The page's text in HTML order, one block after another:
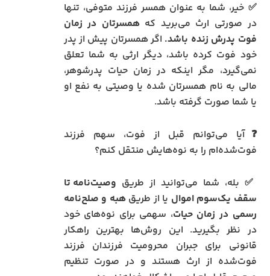
✅ خیر، شما به عنوان همسر فرزند متوفی، تنها
در صورتی ارث می‌برید کههمسرتان در زمان
فوت پدرش زنده باشد. اگر همسرتان پیش از پدر
خود فوت کرده باشد، دیگر ارثی به شما تعلق
نمی‌گیرد، مگر اینکه در زمان حیات پدرشوهر،
مالی به نام همسرتان شده یا وصیتی به نفع او
یا شما صورت گرفته باشد.
❓آیا می‌توانم قبل از فوت، سهم فرزند
فوت‌شده‌ام را به نوه‌هایش منتقل کنم؟
✅ بله، شما می‌توانید از طریق وصیت‌نامه تا
سقف یک‌سوم اموال یا از طریقهبه و صلح‌نامه
رسمی در زمان حیات، سهمی برای نوه‌های خود
در نظر بگیرید. این روش‌ها بهترین راهکار
قانونی برای جبران محرومیت فرزندان فرزند
فوت‌شده از ارث هستند و در صورت تنظیم